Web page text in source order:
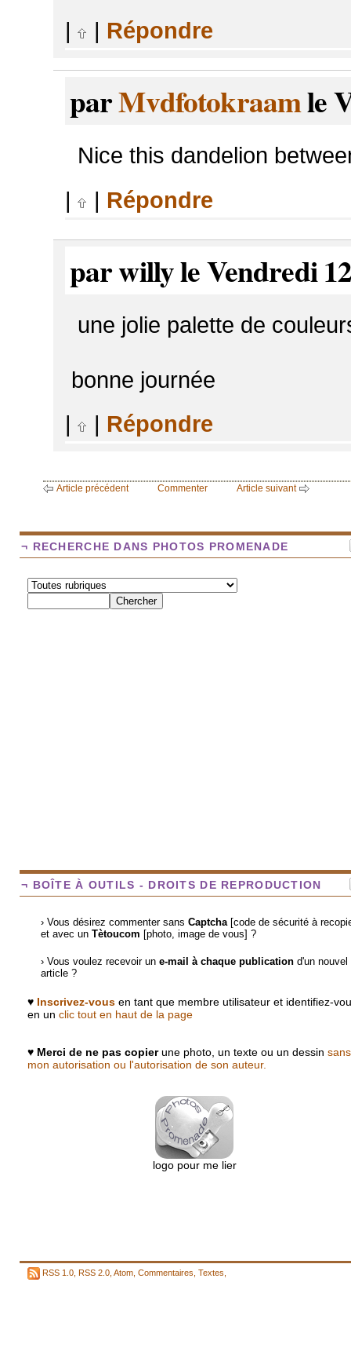
|
| Répondre
parMvdfotokraamle
Nice this dandelion
|
| Répondre
par willy le Vendredi
une jolie palette de
bonne journée
|
| Répondre
Article précédent Commenter Article suivant
¬ RECHERCHE DANS PHOTOS PROMENADE
¬ BOÎTE À OUTILS - DROITS DE REPRODUCTION
› Vous désirez commenter sans Captcha [code de sécurité à
et avec un Tètoucom [photo, image de vous] ?
› Vous voulez recevoir un e-mail à chaque publication d'un nouvel
article ?
♥ Inscrivez-vous en tant que membre utilisateur et identifiez-
en un clic tout en haut de la page
♥ Merci de ne pas copierune photo, un texte ou un dessin sans
mon autorisation ou l'autorisation de son auteur.
logo pour me lier
RSS 1.0 RSS 2.0 Atom Commentaires Textes